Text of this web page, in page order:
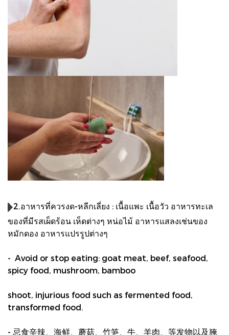
2.อาหารที่ควรงด-หลีกเลี่ยง : เนื้อแพะ เนื้อวัว อาหารทะเล
ของที่มีรสเผ็ดร้อน เห็ดต่างๆ หน่อไม้ อาหารแสลงเช่นของ
หมักดอง อาหารแปรรูปต่างๆ
- Avoid or stop eating: goat meat, beef, seafood,
spicy food, mushroom, bamboo
shoot, injurious food such as fermented food,
transformed food.
- 忌食辛辣、海鲜、蘑菇、竹笋、牛、羊肉、等发物以及腌